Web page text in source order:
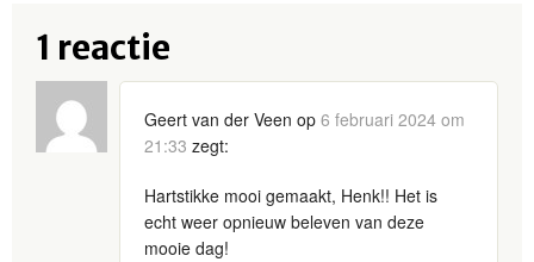
1 reactie
Geert van der Veen op 6 februari 2024 om
21:33 zegt:
Hartstikke mooi gemaakt, Henk!! Het is
echt weer opnieuw beleven van deze
mooie dag!